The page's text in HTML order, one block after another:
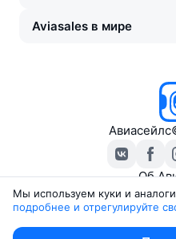
Aviasales в мире
Авиасейлс
Об
Мы используем куки и
подробнее и отрегулируйте